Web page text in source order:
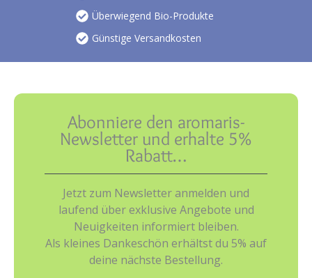
Überwiegend Bio-Produkte
Günstige Versandkosten
Abonniere den aromaris-
Newsletter und erhalte 5%
Rabatt…
Jetzt zum Newsletter anmelden und
laufend über exklusive Angebote und
Neuigkeiten informiert bleiben.
Als kleines Dankeschön erhältst du 5% auf
deine nächste Bestellung.